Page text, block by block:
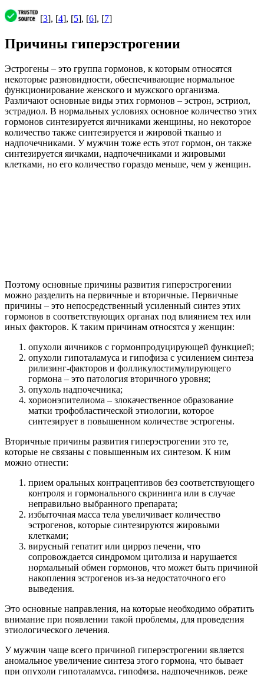
[3], [4], [5], [6], [7]
Причины гиперэстрогении
Эстрогены – это группа гормонов, к которым относятся
некоторые разновидности, обеспечивающие нормальное
функционирование женского и мужского организма.
Различают основные виды этих гормонов – эстрон, эстриол,
эстрадиол. В нормальных условиях основное количество этих
гормонов синтезируется яичниками женщины, но некоторое
количество также синтезируется и жировой тканью и
надпочечниками. У мужчин тоже есть этот гормон, он также
синтезируется яичками, надпочечниками и жировыми
клетками, но его количество гораздо меньше, чем у женщин.
Поэтому основные причины развития гиперэстрогении
можно разделить на первичные и вторичные. Первичные
причины – это непосредственный усиленный синтез этих
гормонов в соответствующих органах под влиянием тех или
иных факторов. К таким причинам относятся у женщин:
опухоли яичников с гормонпродуцирующей функцией;
опухоли гипоталамуса и гипофиза с усилением синтеза
рилизинг-факторов и фолликулостимулирующего
гормона – это патология вторичного уровня;
опухоль надпочечника;
хорионэпителиома – злокачественное образование
матки трофобластической этиологии, которое
синтезирует в повышенном количестве эстрогены.
Вторичные причины развития гиперэстрогении это те,
которые не связаны с повышенным их синтезом. К ним
можно отнести:
прием оральных контрацептивов без соответствующего
контроля и гормонального скрининга или в случае
неправильно выбранного препарата;
избыточная масса тела увеличивает количество
эстрогенов, которые синтезируются жировыми
клетками;
вирусный гепатит или цирроз печени, что
сопровождается синдромом цитолиза и нарушается
нормальный обмен гормонов, что может быть причиной
накопления эстрогенов из-за недостаточного его
выведения.
Это основные направления, на которые необходимо обратить
внимание при появлении такой проблемы, для проведения
этиологического лечения.
У мужчин чаще всего причиной гиперэстрогении является
аномальное увеличение синтеза этого гормона, что бывает
при опухоли гипоталамуса, гипофиза, надпочечников, реже